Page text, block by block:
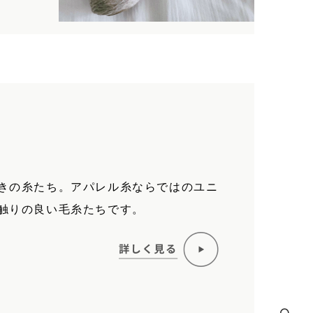
の糸たち。アパレル糸ならではのユニ
りの良い毛糸たちです。